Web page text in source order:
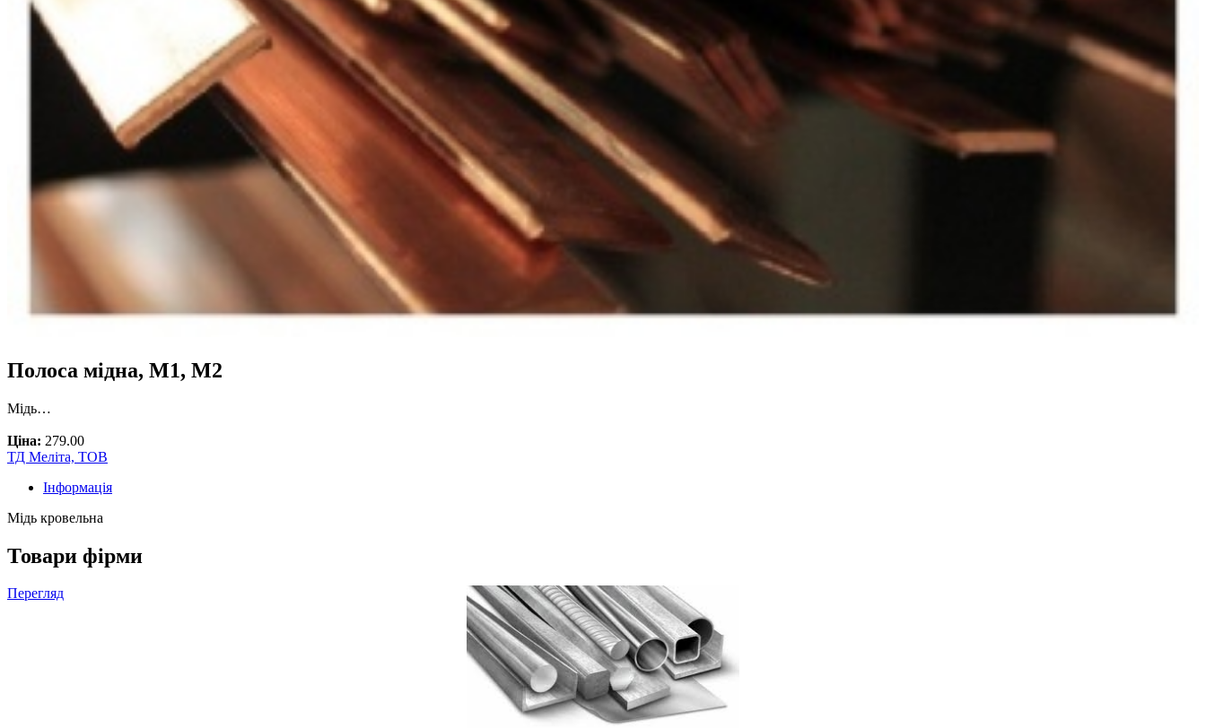
Полоса мідна, М1, М2
Мідь…
Ціна: 279.00
ТД Меліта, ТОВ
Інформація
Мідь кровельна
Товари фірми
Перегляд